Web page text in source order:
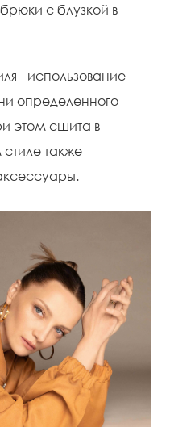
с блузкой в
- использование
определенного
этом сшита в
также